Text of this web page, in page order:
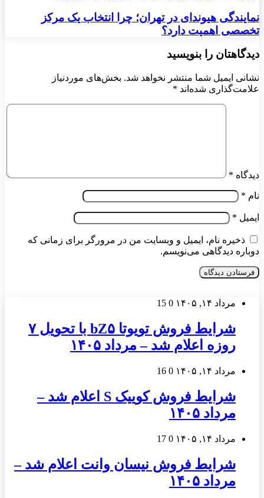
نمایندگی هیوندای در تهران؛ چرا انتخاب یک مرکز
تخصصی اهمیت دارد؟
دیدگاهتان را بنویسید
نشانی ایمیل شما منتشر نخواهد شد. بخش‌های موردنیاز
علامت‌گذاری شده‌اند *
دیدگاه *
نام *
ایمیل *
ذخیره نام، ایمیل و وبسایت من در مرورگر برای زمانی که
دوباره دیدگاهی می‌نویسم.
مرداد ۱۴, ۱۴۰۵ 0
15
شرایط فروش تویوتا bZ۵ با تحویل ۷
روزه اعلام شد – مرداد ۱۴۰۵
مرداد ۱۴, ۱۴۰۵ 0
16
شرایط فروش کوییک S اعلام شد –
مرداد ۱۴۰۵
مرداد ۱۴, ۱۴۰۵ 0
17
شرایط فروش نیسان وانت اعلام شد –
مرداد ۱۴۰۵